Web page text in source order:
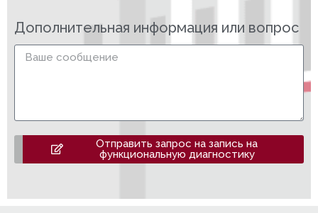
Дополнительная информация или вопрос
Отправить запрос на запись на
функциональную диагностику